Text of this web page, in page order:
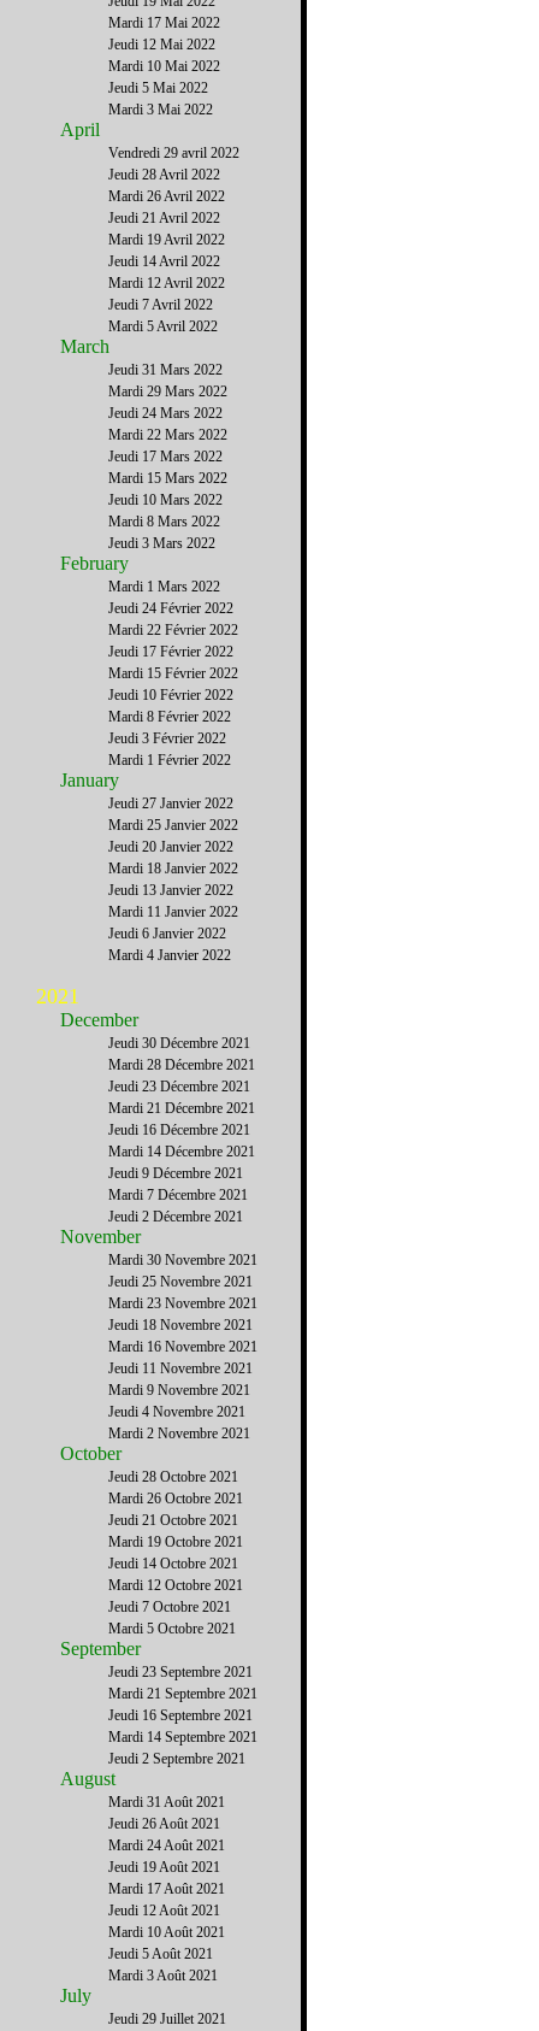
Mardi 17 Mai 2022
Jeudi 12 Mai 2022
Mardi 10 Mai 2022
Jeudi 5 Mai 2022
Mardi 3 Mai 2022
April
Vendredi 29 avril 2022
Jeudi 28 Avril 2022
Mardi 26 Avril 2022
Jeudi 21 Avril 2022
Mardi 19 Avril 2022
Jeudi 14 Avril 2022
Mardi 12 Avril 2022
Jeudi 7 Avril 2022
Mardi 5 Avril 2022
March
Jeudi 31 Mars 2022
Mardi 29 Mars 2022
Jeudi 24 Mars 2022
Mardi 22 Mars 2022
Jeudi 17 Mars 2022
Mardi 15 Mars 2022
Jeudi 10 Mars 2022
Mardi 8 Mars 2022
Jeudi 3 Mars 2022
February
Mardi 1 Mars 2022
Jeudi 24 Février 2022
Mardi 22 Février 2022
Jeudi 17 Février 2022
Mardi 15 Février 2022
Jeudi 10 Février 2022
Mardi 8 Février 2022
Jeudi 3 Février 2022
Mardi 1 Février 2022
January
Jeudi 27 Janvier 2022
Mardi 25 Janvier 2022
Jeudi 20 Janvier 2022
Mardi 18 Janvier 2022
Jeudi 13 Janvier 2022
Mardi 11 Janvier 2022
Jeudi 6 Janvier 2022
Mardi 4 Janvier 2022
2021
December
Jeudi 30 Décembre 2021
Mardi 28 Décembre 2021
Jeudi 23 Décembre 2021
Mardi 21 Décembre 2021
Jeudi 16 Décembre 2021
Mardi 14 Décembre 2021
Jeudi 9 Décembre 2021
Mardi 7 Décembre 2021
Jeudi 2 Décembre 2021
November
Mardi 30 Novembre 2021
Jeudi 25 Novembre 2021
Mardi 23 Novembre 2021
Jeudi 18 Novembre 2021
Mardi 16 Novembre 2021
Jeudi 11 Novembre 2021
Mardi 9 Novembre 2021
Jeudi 4 Novembre 2021
Mardi 2 Novembre 2021
October
Jeudi 28 Octobre 2021
Mardi 26 Octobre 2021
Jeudi 21 Octobre 2021
Mardi 19 Octobre 2021
Jeudi 14 Octobre 2021
Mardi 12 Octobre 2021
Jeudi 7 Octobre 2021
Mardi 5 Octobre 2021
September
Jeudi 23 Septembre 2021
Mardi 21 Septembre 2021
Jeudi 16 Septembre 2021
Mardi 14 Septembre 2021
Jeudi 2 Septembre 2021
August
Mardi 31 Août 2021
Jeudi 26 Août 2021
Mardi 24 Août 2021
Jeudi 19 Août 2021
Mardi 17 Août 2021
Jeudi 12 Août 2021
Mardi 10 Août 2021
Jeudi 5 Août 2021
Mardi 3 Août 2021
July
Jeudi 29 Juillet 2021